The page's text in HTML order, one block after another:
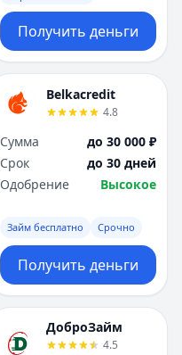
Получить деньги
Belkacredit
4.8
Сумма
до 30 000 ₽
Срок
до 30 дней
Одобрение
Высокое
Займ бесплатно Срочно
Получить деньги
ДоброЗайм
4.5